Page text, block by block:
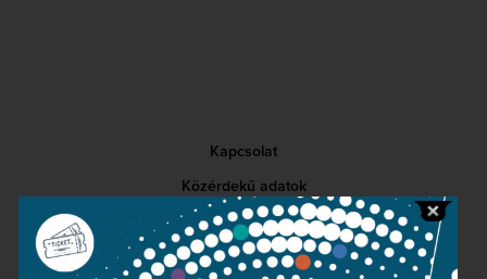
Kapcsolat
Közérdekű adatok
Sajtószoba
Adatvédelem